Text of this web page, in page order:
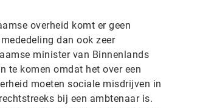
overheid komt er geen
dan ook zeer
minister van Binnenlands
te komen omdat het over een
moeten sociale misdrijven in
bij een ambtenaar is.